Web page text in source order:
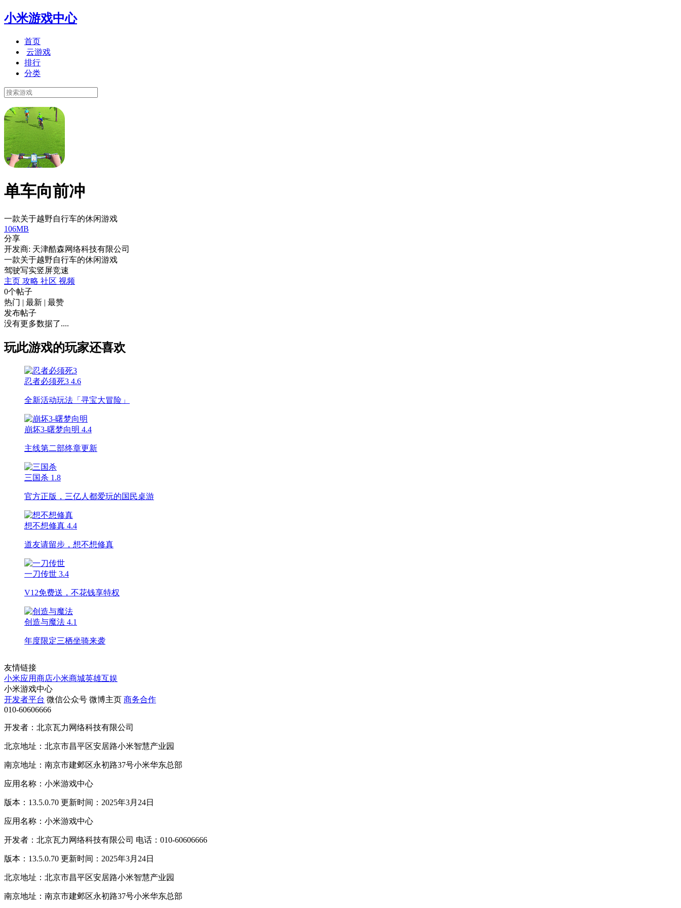
小米游戏中心
首页
云游戏
排行
分类
单车向前冲
一款关于越野自行车的休闲游戏
106MB
分享
开发商: 天津酷森网络科技有限公司
一款关于越野自行车的休闲游戏
驾驶写实竖屏竞速
主页 攻略 社区 视频
0个帖子
热门 | 最新 | 最赞
发布帖子
没有更多数据了....
玩此游戏的玩家还喜欢
忍者必须死3 4.6
全新活动玩法「寻宝大冒险」
崩坏3-曙梦向明 4.4
主线第二部终章更新
三国杀 1.8
官方正版，三亿人都爱玩的国民桌游
想不想修真 4.4
道友请留步，想不想修真
一刀传世 3.4
V12免费送，不花钱享特权
创造与魔法 4.1
年度限定三栖坐骑来袭
友情链接
小米应用商店小米商城英雄互娱
小米游戏中心
开发者平台 微信公众号 微博主页 商务合作
010-60606666
开发者：北京瓦力网络科技有限公司
北京地址：北京市昌平区安居路小米智慧产业园
南京地址：南京市建邺区永初路37号小米华东总部
应用名称：小米游戏中心
版本：13.5.0.70 更新时间：2025年3月24日
应用名称：小米游戏中心
开发者：北京瓦力网络科技有限公司 电话：010-60606666
版本：13.5.0.70 更新时间：2025年3月24日
北京地址：北京市昌平区安居路小米智慧产业园
南京地址：南京市建邺区永初路37号小米华东总部